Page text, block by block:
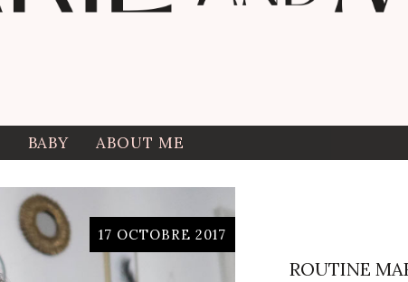
BABY ABOUT ME
17 OCTOBRE 2017
ROUTINE